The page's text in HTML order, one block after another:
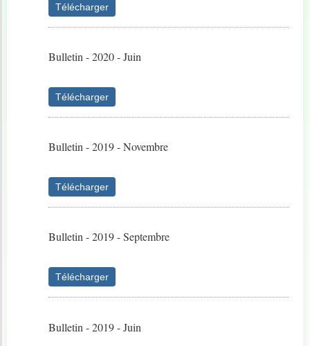
Télécharger
Bulletin - 2020 - Juin
Télécharger
Bulletin - 2019 - Novembre
Télécharger
Bulletin - 2019 - Septembre
Télécharger
Bulletin - 2019 - Juin